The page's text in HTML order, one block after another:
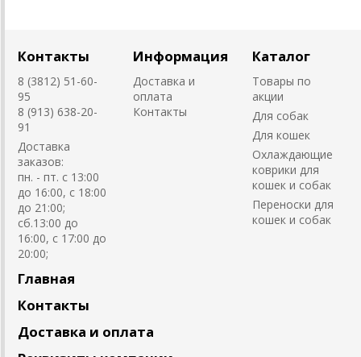
Контакты
8 (3812) 51-60-
95
8 (913) 638-20-
91
Доставка
заказов:
пн. - пт. с 13:00
до 16:00, с 18:00
до 21:00;
сб.13:00 до
16:00, с 17:00 до
20:00;
Информация
Доставка и
оплата
Контакты
Каталог
Товары по
акции
Для собак
Для кошек
Охлаждающие
коврики для
кошек и собак
Переноски для
кошек и собак
Главная
Контакты
Доставка и оплата